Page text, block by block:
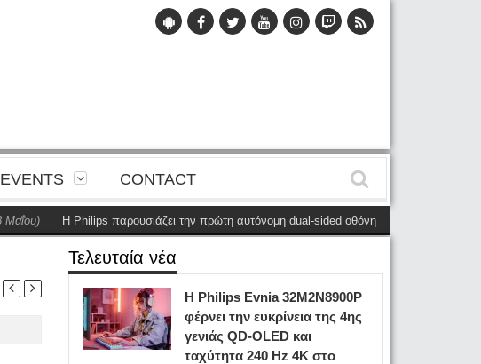
EVENTS CONTACT
Η Philips παρουσιάζει την πρώτη αυτόνομη dual-sided οθόνη (28 Μαΐου)
Τελευταία νέα
Η Philips Evnia 32M2N8900P
φέρνει την ευκρίνεια της 4ης
γενιάς QD-OLED και
ταχύτητα 240 Hz 4K στο